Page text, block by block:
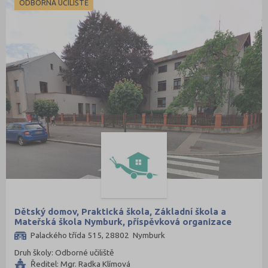
Prachatice (44)
Prostějov (85)
Přerov (115)
Příbram (105)
Rakovník (46)
Rokycany (33)
Semily (68)
Strakonice (65)
Svitavy (105)
Šumperk (111)
ODBORNÁ UČILIŠTĚ
Dětský domov, Praktická škola, Základní škola a
Mateřská škola Nymburk, příspěvková organizace
Palackého třída 515, 28802 Nymburk
Druh školy: Odborné učiliště
Ředitel: Mgr. Radka Klímová